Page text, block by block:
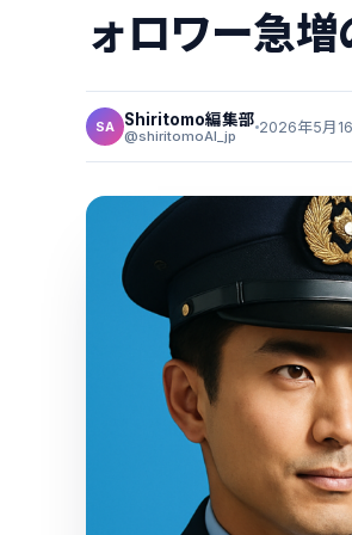
ォロワー急
SA Shiritomo編集部
@shiritomoAI_jp 2026年5月